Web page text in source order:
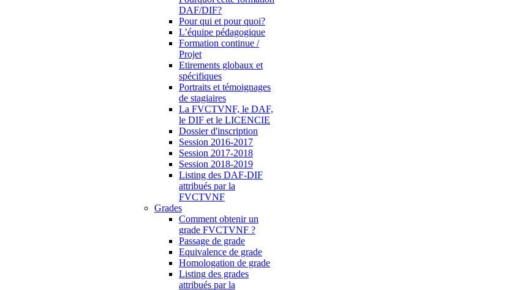
DAF/DIF?
Pour qui et pour quoi?
L’équipe pédagogique
Formation continue /
Projet
Etirements globaux et
spécifiques
Portraits et témoignages
de stagiaires
La FVCTVNF, le DAF,
le DIF et le LICENCIE
Dossier d'inscription
Session 2016-2017
Session 2017-2018
Session 2018-2019
Listing des DAF-DIF
attribués par la
FVCTVNF
Grades
Comment obtenir un
grade FVCTVNF ?
Passage de grade
Equivalence de grade
Homologation de grade
Listing des grades
attribués par la